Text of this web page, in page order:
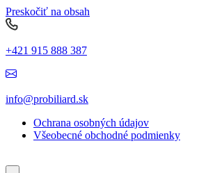
Preskočiť na obsah
+421 915 888 387
info@probiliard.sk
Ochrana osobných údajov
Všeobecné obchodné podmienky